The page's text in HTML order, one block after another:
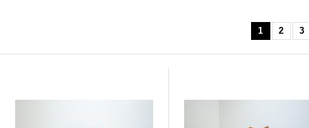
1 2 3